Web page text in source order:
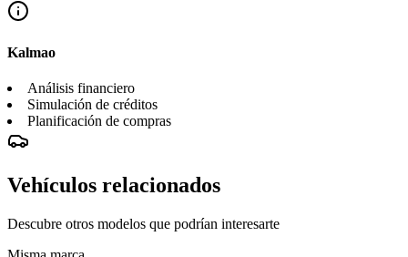
Kalmao
Análisis financiero
Simulación de créditos
Planificación de compras
Vehículos relacionados
Descubre otros modelos que podrían interesarte